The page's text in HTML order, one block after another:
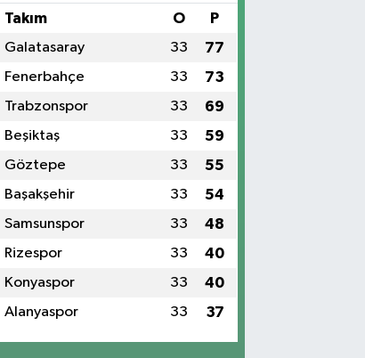
Takım O P
Galatasaray 33 77
Fenerbahçe 33 73
Trabzonspor 33 69
Beşiktaş 33 59
Göztepe 33 55
Başakşehir 33 54
Samsunspor 33 48
Rizespor 33 40
Konyaspor 33 40
Alanyaspor 33 37